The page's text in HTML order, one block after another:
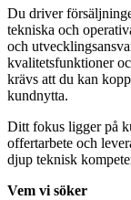
Du driver
tekniska och
och
kvalitetsfunktioner
krävs att du kan
kundnytta.
Ditt fokus ligger på
offertarbete och
djup teknisk
Vem vi söker